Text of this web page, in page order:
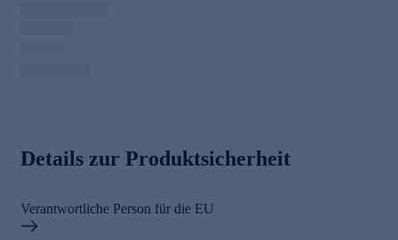
Details zur Produktsicherheit
Verantwortliche Person für die EU